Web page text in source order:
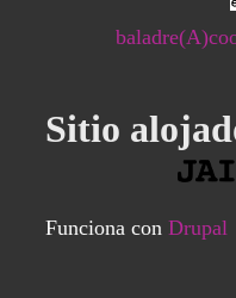
Sitio
Funciona con Drupal